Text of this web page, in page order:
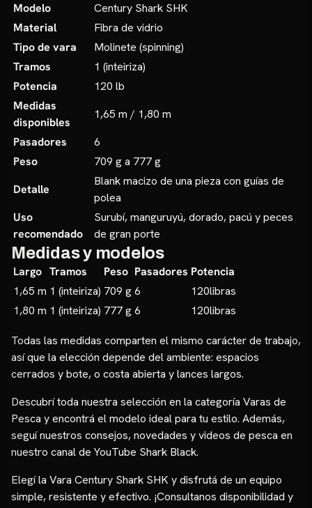
Modelo
Century Shark SHK
Material
Fibra de vidrio
Tipo de vara
Molinete (spinning)
Tramos
1 (inteiriza)
Potencia
120 lb
Medidas
disponibles
1,65 m / 1,80 m
Pasadores
6
Peso
709 g a 777 g
Detalle
Blank macizo de una pieza con guías de
polea
Uso
recomendado
Surubí, manguruyú, dorado, pacú y peces
de gran porte
Medidas y modelos
Largo Tramos Peso Pasadores Potencia
1,65 m 1 (inteiriza) 709 g6
120libras
1,80 m 1 (inteiriza) 777 g6 120libras
Todas las medidas comparten el mismo carácter de trabajo,
así que la elección depende del ambiente: espacios
cerrados y bote, o costa abierta y lances largos.
Descubrí toda nuestra selección en la categoría Varas de
Pesca y encontrá el modelo ideal para tu estilo. Además,
seguí nuestros consejos, novedades y videos de pesca en
nuestro canal de YouTube Shark Black.
Elegí la Vara Century Shark SHK y disfrutá de un equipo
simple, resistente y efectivo. ¡Consultanos disponibilidad y